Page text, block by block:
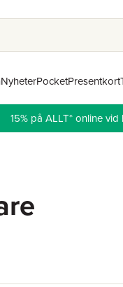
NyheterPocketPresentkort
15% på ALLT* online